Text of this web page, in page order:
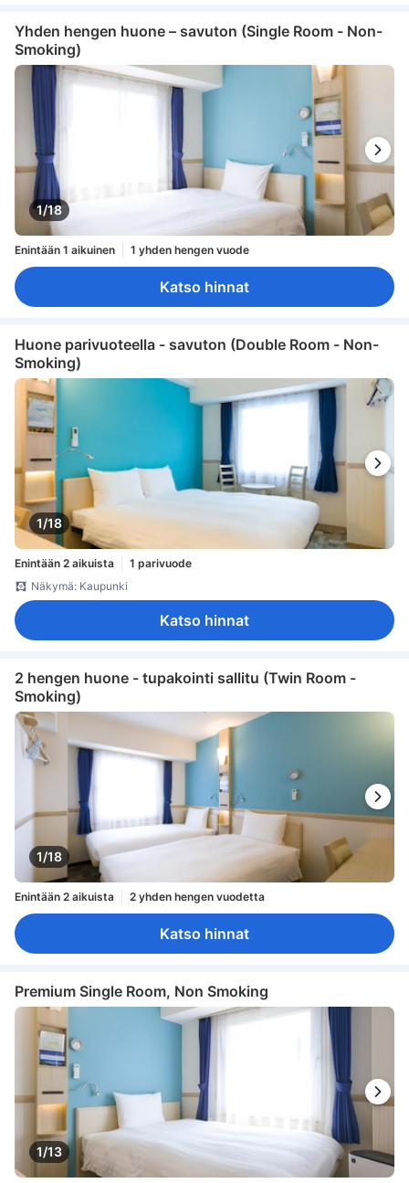
Yhden hengen huone – savuton (Single Room - Non-
Smoking)
1/18
Enintään 1 aikuinen 1 yhden hengen vuode
Katso hinnat
Huone parivuoteella - savuton (Double Room - Non-
Smoking)
1/18
Enintään 2 aikuista
1 parivuode
Näkymä: Kaupunki
Katso hinnat
2 hengen huone - tupakointi sallitu (Twin Room -
Smoking)
1/18
Enintään 2 aikuista 2 yhden hengen vuodetta
Katso hinnat
Premium Single Room, Non Smoking
1/13